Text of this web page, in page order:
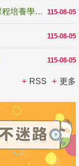
115-08-05
國教署「全國高中暑期研習營」 以多元課程培養學生瞭解誠信專業與倫理價值
115-08-05
115-08-05
RSS 更多